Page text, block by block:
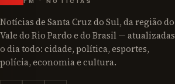
Notícias de Santa Cruz do Sul, da região do
Vale do Rio Pardo e do Brasil — atualizadas
o dia todo: cidade, política, esportes,
polícia, economia e cultura.